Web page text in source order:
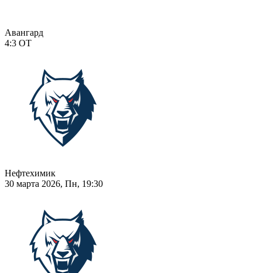
Авангард
4:3 ОТ
Нефтехимик
30 марта 2026, Пн, 19:30